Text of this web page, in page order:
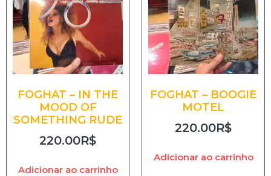
FOGHAT – IN THE
MOOD OF
SOMETHING RUDE
220.00R$
Adicionar ao carrinho
FOGHAT – BOOGIE
MOTEL
220.00R$
Adicionar ao carrinho